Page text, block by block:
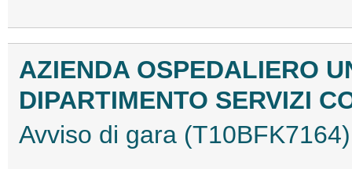
AZIENDA OSPEDALIERO
DIPARTIMENTO SERVIZI
Avviso di gara (T10BFK7164)